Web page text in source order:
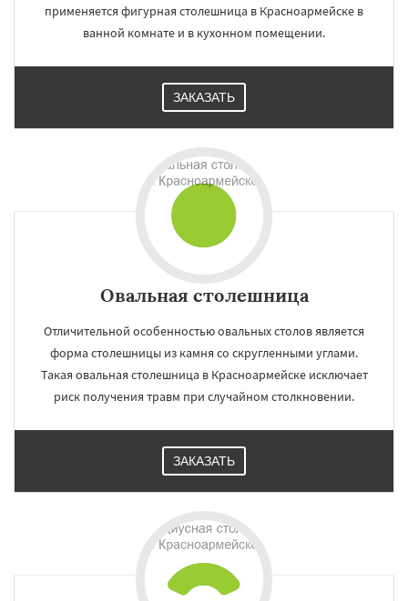
применяется фигурная столешница в Красноармейске в
ванной комнате и в кухонном помещении.
ЗАКАЗАТЬ
Овальная столешница
Отличительной особенностью овальных столов является
форма столешницы из камня со скругленными углами.
Такая овальная столешница в Красноармейске исключает
риск получения травм при случайном столкновении.
ЗАКАЗАТЬ